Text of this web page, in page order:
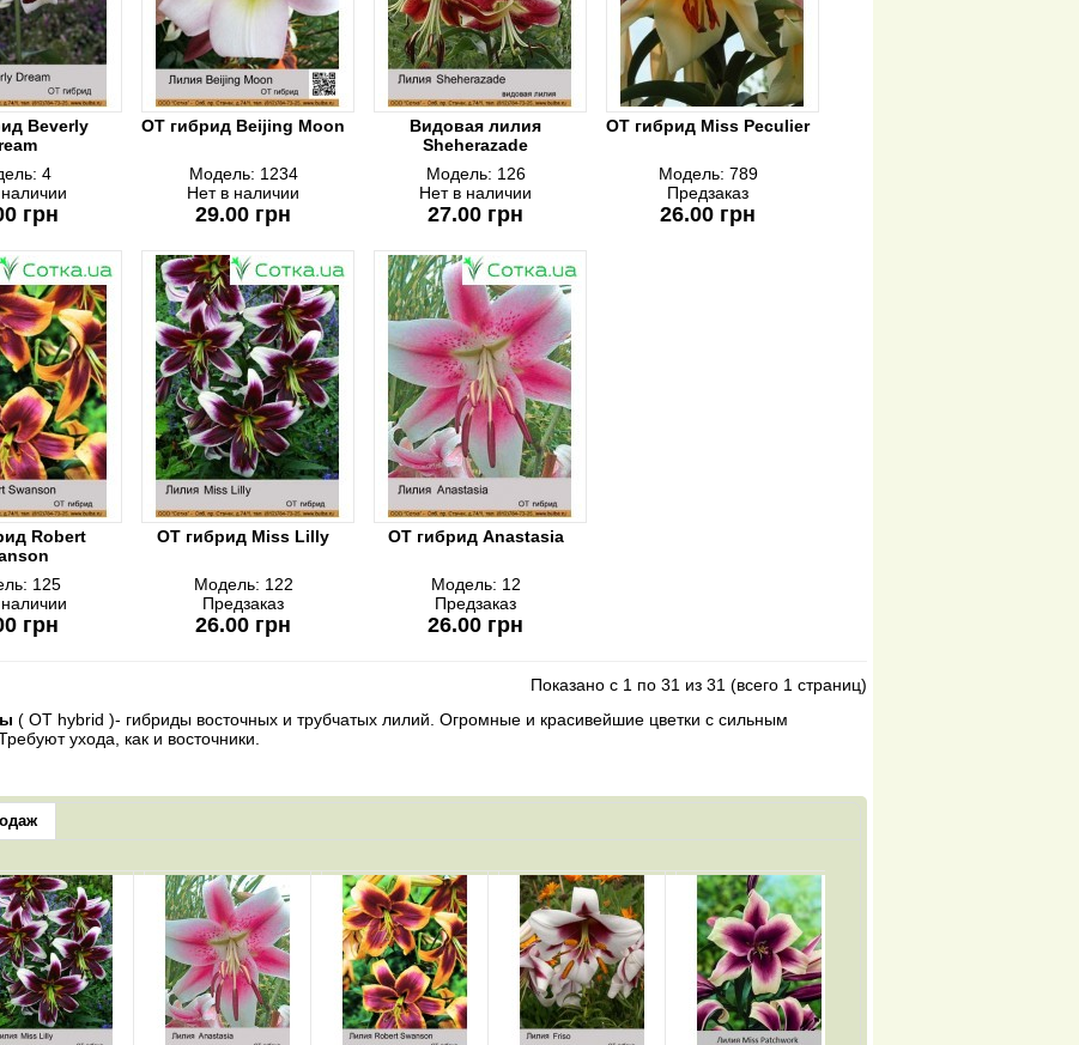
Beverly
4
грн
ОТ гибрид Beijing Moon
Модель: 1234
Нет в наличии
29.00 грн
Видовая лилия
Sheherazade
Модель: 126
Нет в наличии
27.00 грн
ОТ гибрид Miss Peculier
Модель: 789
Предзаказ
26.00 грн
Robert
125
грн
ОТ гибрид Miss Lilly
Модель: 122
Предзаказ
26.00 грн
ОТ гибрид Anastasia
Модель: 12
Предзаказ
26.00 грн
Показано с 1 по 31 из 31 (всего 1 страниц)
( OT hybrid )- гибриды восточных и трубчатых лилий. Огромные и красивейшие цветки с сильным
ухода, как и восточники.